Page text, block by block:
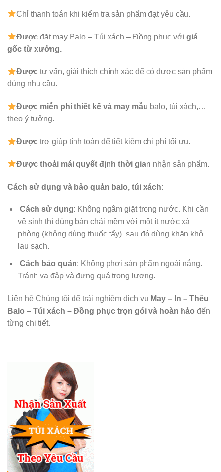
Chỉ thanh toán khi kiểm tra sản phẩm đạt yêu cầu.
Được đặt may Balo – Túi xách – Đồng phục vớigiá
gốc từ xưởng.
Đượctư vấn, giải thích chính xác để có được sản phẩm
đúng nhu cầu.
Được miễn phí thiết kế và may mẫu balo, túi xách,…
theo ý tưởng.
Đượctrợ giúp tính toán để tiết kiệm chi phí tối ưu.
Đượcthoải mái quyết định thời gian nhận sản phẩm.
Cách sử dụng và bảo quản balo, túi xách:
Cách sử dụng: Không ngâm giặt trong nước. Khi cần
vệ sinh thì dùng bàn chải mềm với một ít nước xà
phòng (không dùng thuốc tẩy), sau đó dùng khăn khô
lau sạch.
Cách bảo quản: Không phơi sản phẩm ngoài nắng.
Tránh va đập và đựng quá trọng lượng.
Liên hệ Chúng tôi để trải nghiệm dịch vụ May – In – Thêu
Balo – Túi xách – Đồng phục trọn gói và hoàn hảo đến
từng chi tiết.